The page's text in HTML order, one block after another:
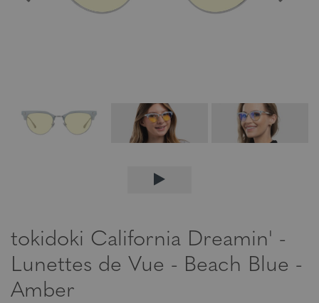
tokidoki California Dreamin' -
Lunettes de Vue - Beach Blue -
Amber